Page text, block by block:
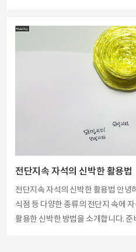
만 갈아 준다면 문제없이 계속해서
던 대파의 굵기가 점점 얇아지는 것
차 정도가 되면 파 뿌리에서 점점 좋
매일매일 갈아 주었는데도 그렇더라
랐습니다. 얼마나 빨리 자라나는지
전단지속 자석의 신박한 활용법
전단지속 자석의 신박한 활용법 안녕
식점 등 다양한 종류의 전단지 속에
활용한 신박한 방법을 소개합니다.